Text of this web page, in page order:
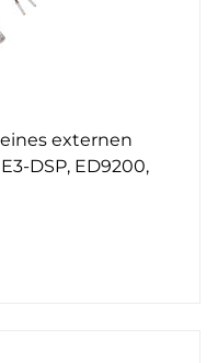
externen
DSP, ED9200,